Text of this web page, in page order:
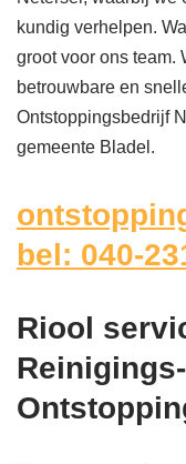
kundig verhelpen.
groot voor ons team.
betrouwbare en
Ontstoppingsbedrijf
gemeente Bladel.
bel: 040-
Riool